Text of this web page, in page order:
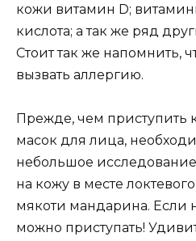
кожи витамин D;
кислота; а так же ряд
Стоит так же напомнить,
вызвать аллергию.
Прежде, чем приступить
масок для лица,
небольшое
на кожу в месте
мякоти мандарина. Если
можно приступать!